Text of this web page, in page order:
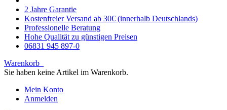
2 Jahre Garantie
Kostenfreier Versand ab 30€ (innerhalb Deutschlands)
Professionelle Beratung
Hohe Qualität zu günstigen Preisen
06831 945 897-0
Warenkorb
Sie haben keine Artikel im Warenkorb.
Mein Konto
Anmelden